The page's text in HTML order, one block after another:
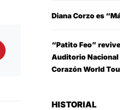
Diana Corzo es
“Patito Feo”
Auditorio Nacional
Corazón World
HISTORIAL